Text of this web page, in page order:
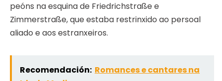
peóns na esquina de Friedrichstraße e
Zimmerstraße, que estaba restrinxido ao persoal
aliado e aos estranxeiros.
Recomendación: Romances e cantares na